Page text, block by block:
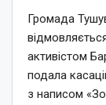
Громада
активістом
подала
з написом